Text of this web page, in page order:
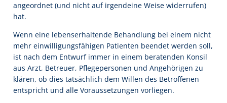
angeordnet (und nicht auf irgendeine Weise widerrufen)
hat.
Wenn eine lebenserhaltende Behandlung bei einem nicht
mehr einwilligungsfähigen Patienten beendet werden soll,
ist nach dem Entwurf immer in einem beratenden Konsil
aus Arzt, Betreuer, Pflegepersonen und Angehörigen zu
klären, ob dies tatsächlich dem Willen des Betroffenen
entspricht und alle Voraussetzungen vorliegen.